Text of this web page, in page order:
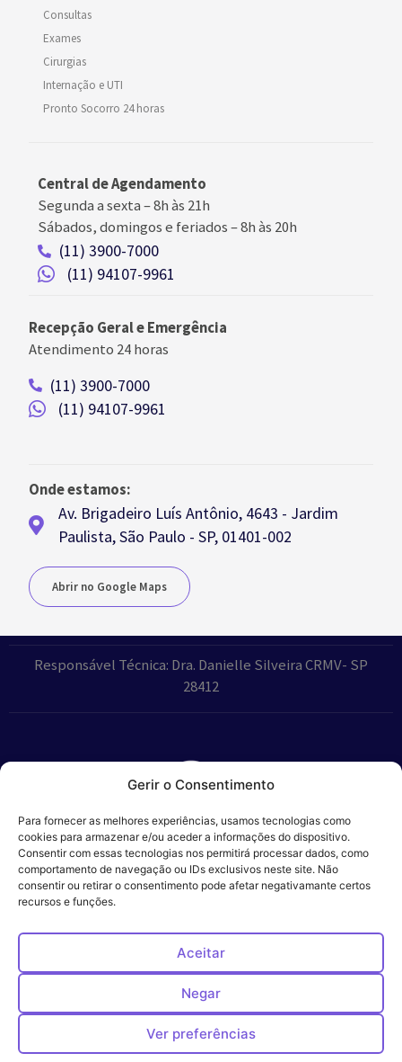
Gerir o Consentimento
Para fornecer as melhores experiências, usamos tecnologias como
cookies para armazenar e/ou aceder a informações do dispositivo.
Consentir com essas tecnologias nos permitirá processar dados, como
comportamento de navegação ou IDs exclusivos neste site. Não
consentir ou retirar o consentimento pode afetar negativamante certos
recursos e funções.
Aceitar
Negar
Ver preferências
Consultas
Exames
Cirurgias
Internação e UTI
Pronto Socorro 24 horas
Central de Agendamento
Segunda a sexta –8h às 21h
Sábados, domingos e feriados–8h às 20h
(11) 3900-7000
(11) 94107-9961
Recepção Geral e Emergência
Atendimento 24 horas
(11) 3900-7000
(11) 94107-9961
Onde estamos:
Av. Brigadeiro Luís Antônio, 4643 - Jardim
Paulista, São Paulo - SP, 01401-002
Abrir no Google Maps
Responsável Técnica: Dra. Danielle Silveira CRMV- SP
28412
Parceiros:
Veros – Hospital
Ética